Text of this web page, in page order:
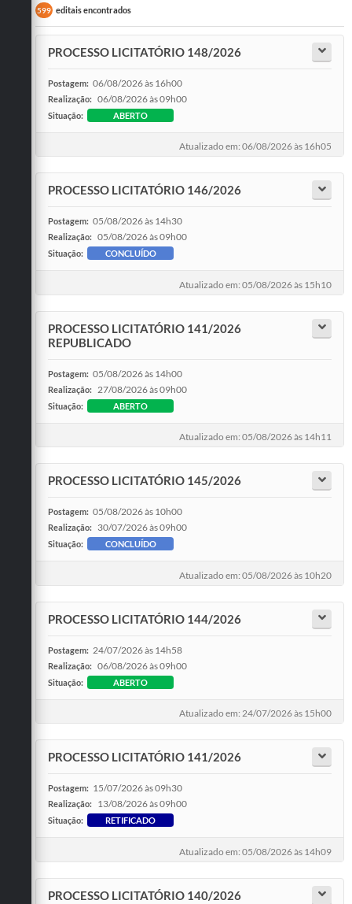
599 editais encontrados
PROCESSO LICITATÓRIO 148/2026
Postagem: 06/08/2026 às 16h00
Realização: 06/08/2026 às 09h00
Situação: ABERTO
Atualizado em: 06/08/2026 às 16h05
PROCESSO LICITATÓRIO 146/2026
Postagem: 05/08/2026 às 14h30
Realização: 05/08/2026 às 09h00
Situação: CONCLUÍDO
Atualizado em: 05/08/2026 às 15h10
PROCESSO LICITATÓRIO 141/2026
REPUBLICADO
Postagem: 05/08/2026 às 14h00
Realização: 27/08/2026 às 09h00
Situação: ABERTO
Atualizado em: 05/08/2026 às 14h11
PROCESSO LICITATÓRIO 145/2026
Postagem: 05/08/2026 às 10h00
Realização: 30/07/2026 às 09h00
Situação: CONCLUÍDO
Atualizado em: 05/08/2026 às 10h20
PROCESSO LICITATÓRIO 144/2026
Postagem: 24/07/2026 às 14h58
Realização: 06/08/2026 às 09h00
Situação: ABERTO
Atualizado em: 24/07/2026 às 15h00
PROCESSO LICITATÓRIO 141/2026
Postagem: 15/07/2026 às 09h30
Realização: 13/08/2026 às 09h00
Situação: RETIFICADO
Atualizado em: 05/08/2026 às 14h09
PROCESSO LICITATÓRIO 140/2026